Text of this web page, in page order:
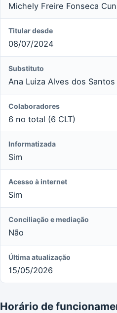
Michely Freire Fonseca
Titular desde
08/07/2024
Substituto
Ana Luiza Alves dos Santos
Colaboradores
6 no total (6 CLT)
Informatizada
Sim
Acesso à internet
Sim
Conciliação e mediação
Não
Última atualização
15/05/2026
Horário de